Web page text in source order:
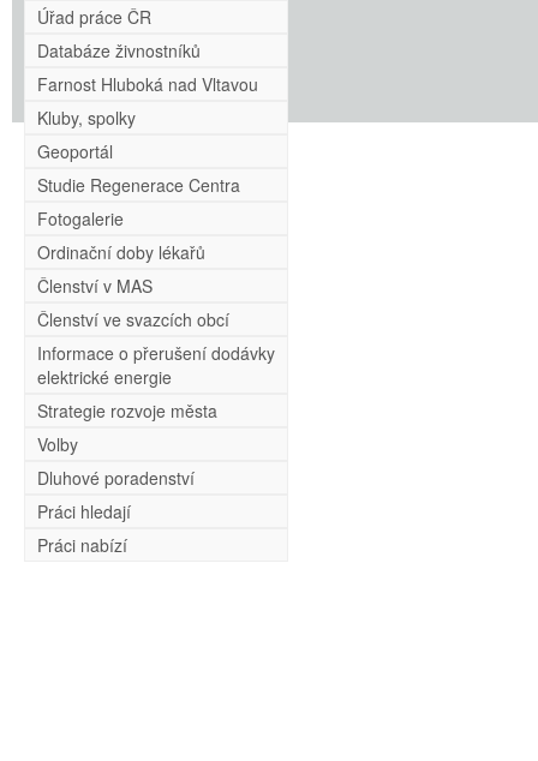
Úřad práce ČR
Databáze živnostníků
Farnost Hluboká nad Vltavou
Kluby, spolky
Geoportál
Studie Regenerace Centra
Fotogalerie
Ordinační doby lékařů
Členství v MAS
Členství ve svazcích obcí
Informace o přerušení dodávky
elektrické energie
Strategie rozvoje města
Volby
Dluhové poradenství
Práci hledají
Práci nabízí